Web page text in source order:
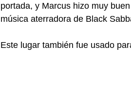
portada, y Marcus hizo muy
música aterradora de Black
Este lugar también fue usado